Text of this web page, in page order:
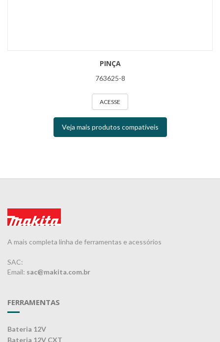
PINÇA
763625-8
ACESSE
Veja mais produtos compatíveis
A mais completa linha de ferramentas e acessórios
SAC:
Email: sac@makita.com.br
FERRAMENTAS
Bateria 12V
Bateria 12V CXT